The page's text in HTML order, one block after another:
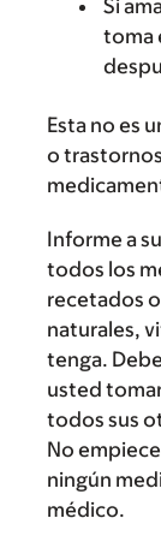
Si
toma
Esta no es
o
Informe a
todos los
recetados
naturales,
tenga.
usted
todos sus
No
ningún
médico.